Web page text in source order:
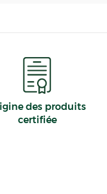
des produits
certifiée